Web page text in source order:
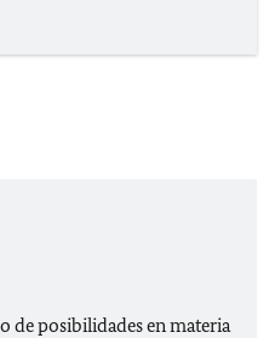
de posibilidades en materia